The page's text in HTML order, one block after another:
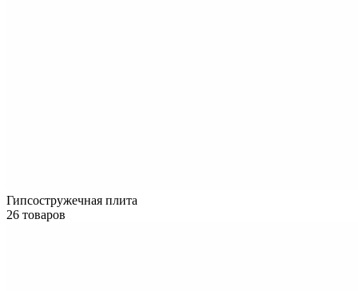
Гипсостружечная плита
26 товаров